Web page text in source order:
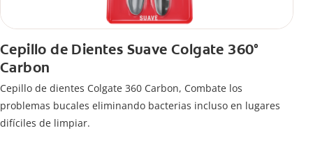
Cepillo de Dientes Suave Colgate 360°
Carbon
Cepillo de dientes Colgate 360 ​​Carbon, Combate los
problemas bucales eliminando bacterias incluso en lugares
difíciles de limpiar.